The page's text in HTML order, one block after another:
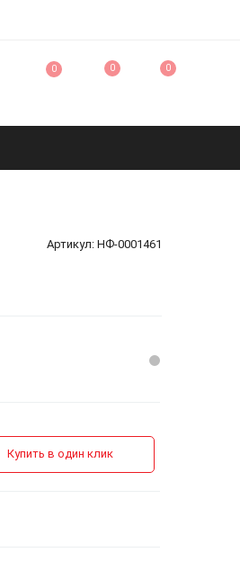
0 0 0
Артикул: НФ-0001461
Купить в один клик